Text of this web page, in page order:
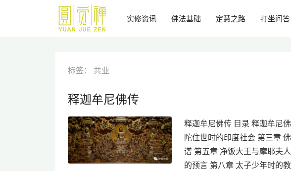
实修资讯 佛法基础 定慧之路 打坐问答
标签： 共业
释迦牟尼佛传
释迦牟尼佛传 目录 释迦牟尼
陀住世时的印度社会 第三章
谱 第五章 净饭大王与摩耶夫
的预言 第八章 太子少年时的